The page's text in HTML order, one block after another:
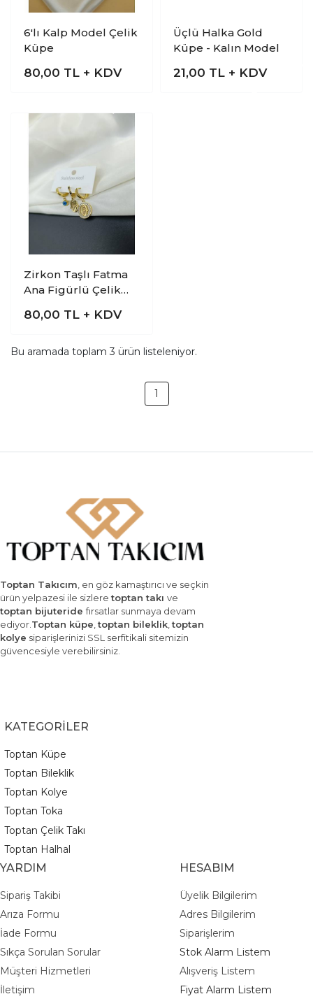
6'lı Kalp Model Çelik
Küpe
80,00 TL + KDV
Üçlü Halka Gold
Küpe - Kalın Model
21,00 TL + KDV
Zirkon Taşlı Fatma
Ana Figürlü Çelik
80,00 TL + KDV
Bu aramada toplam3 ürün listeleniyor.
1
Toptan Takıcım , en göz kamaştırıcı ve seçkin
ürün yelpazesi ile sizleretoptan takı ve
toptan bijuteridefırsatlar sunmaya devam
ediyor. Toptan küpe ,toptan bileklik ,toptan
kolye siparişlerinizi SSL serfitikali sitemizin
güvencesiyle verebilirsiniz.
KATEGORİLER
Toptan Küpe
Toptan Bileklik
Toptan Kolye
Toptan Toka
Toptan Çelik Takı
Toptan Halhal
YARDIM
Sipariş Takibi
Arıza Formu
İade Formu
Sıkça Sorulan Sorular
Müşteri Hizmetleri
İletişim
HESABIM
Üyelik Bilgilerim
Adres Bilgilerim
Siparişlerim
Stok Alarm Listem
Alışveriş Listem
Fiyat Alarm Listem